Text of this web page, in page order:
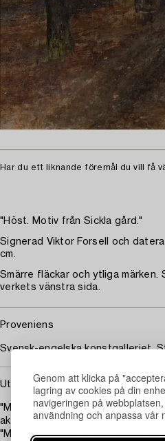
Genom att klicka på
lagring av cookies på din
navigeringen på
användning och anpassa vår
Har du ett liknande föremål du vill få
"Höst. Motiv från Sickla gård."
Signerad Viktor Forsell och
cm.
Smärre fläckar och ytliga märken.
verkets vänstra sida.
Proveniens
Svensk-engelska konstgalleriet,
Utställningar
"Minnesutställning över Victor
aktiebolag, 1941.
"Minnesutställning över Victor